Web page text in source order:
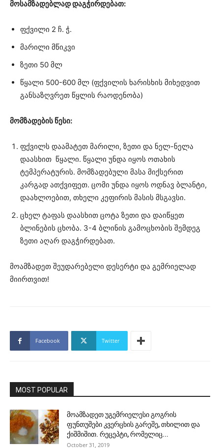
მოსამზადებლად დაგჭირდებათ:
ფქვილი 2 ჩ. ჭ.
მარილი მწიკვი
ზეთი 50 მლ
წყალი 500-600 მლ (ფქვილის ხარისხის მიხედვით
განსაზღვრეთ წყლის რაოდენობა)
მომზადების წესი:
ფქვილს დაამატეთ მარილი, ზეთი და ნელ-ნელა
დაასხით წყალი. წყალი უნდა იყოს ოთახის
ტემპერატურის. მომზადებული მასა მიქსერით
კარგად ათქვიფეთ. ცომი უნდა იყოს ოდნავ ბლანტი,
დაახლოებით, თხელი კეფირის მასის მსგავსი.
ცხელ ტაფას დაასხით ცოტა ზეთი და დაიწყეთ
ბლინების ცხობა. 3-4 ბლინის გამოცხობის შემდეგ
ზეთი აღარ დაგჭირდებათ.
მოამზადეთ შეუდარებელი დესერტი და გემრიელად
მიირთვით!
Facebook Twitter
MOST POPULAR
მოამზადეთ უგემრიელესი გოგრის
ფუნთუშები კვერცხის გარეშე, თხილით და
ქიშმიშით. რეცეპტი, რომელიც...
October 31, 2019